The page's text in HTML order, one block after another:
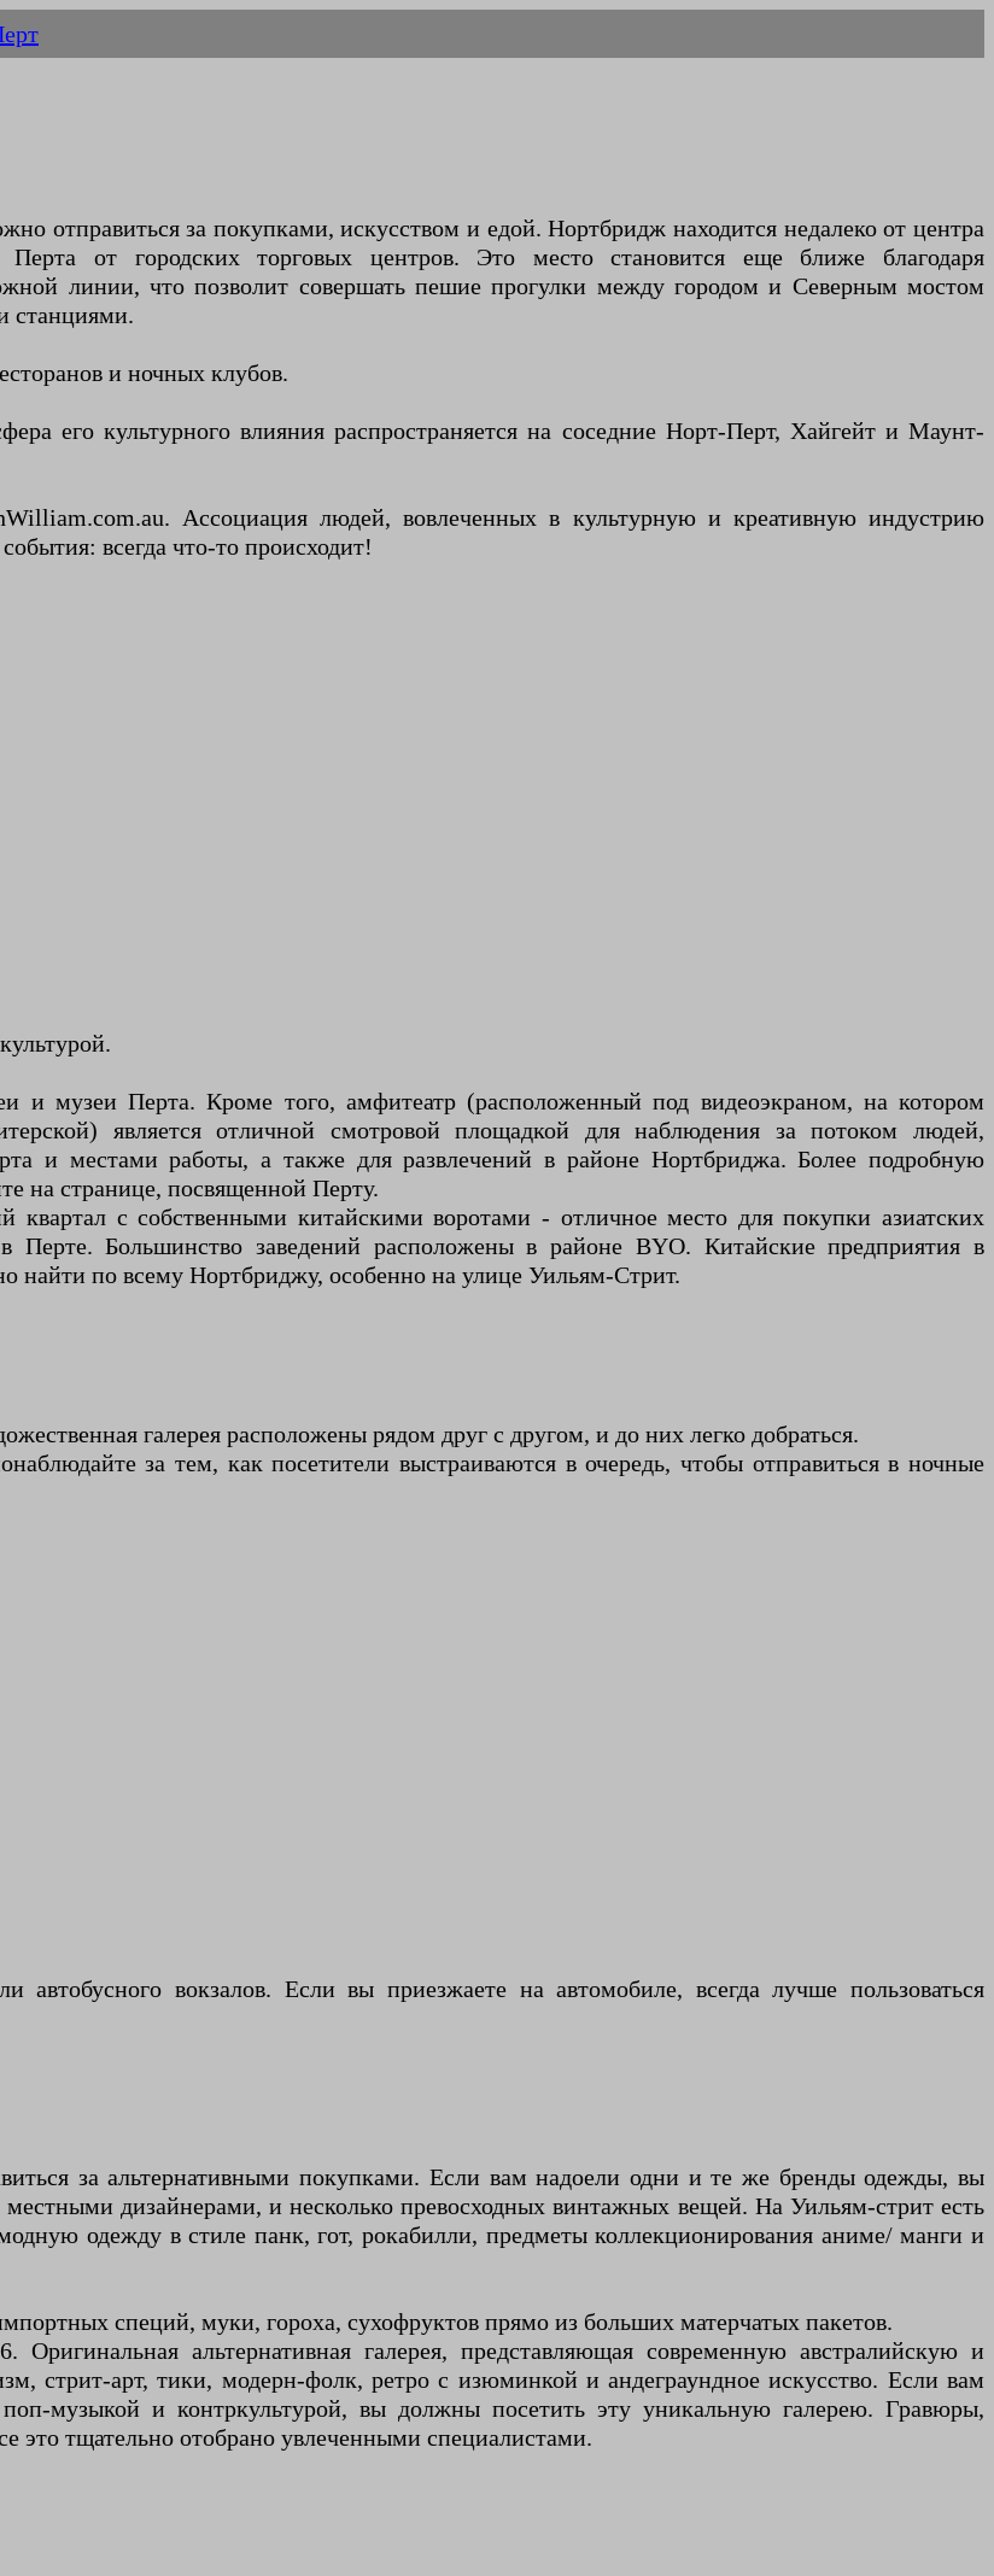
отправиться за покупками, искусством и едой. Нортбридж находится недалеко от центра
от городских торговых центров. Это место становится еще ближе благодаря
линии, что позволит совершать пешие прогулки между городом и Северным мостом
станциями.
и ночных клубов.
его культурного влияния распространяется на соседние Норт-Перт, Хайгейт и Маунт-
Ассоциация людей, вовлеченных в культурную и креативную индустрию
всегда что-то происходит!
и музеи Перта. Кроме того, амфитеатр (расположенный под видеоэкраном, на котором
является отличной смотровой площадкой для наблюдения за потоком людей,
и местами работы, а также для развлечений в районе Нортбриджа. Более подробную
на странице, посвященной Перту.
квартал с собственными китайскими воротами - отличное место для покупки азиатских
Большинство заведений расположены в районе BYO. Китайские предприятия в
найти по всему Нортбриджу, особенно на улице Уильям-Стрит.
галерея расположены рядом друг с другом, и до них легко добраться.
за тем, как посетители выстраиваются в очередь, чтобы отправиться в ночные
вокзалов. Если вы приезжаете на автомобиле, всегда лучше пользоваться
за альтернативными покупками. Если вам надоели одни и те же бренды одежды, вы
дизайнерами, и несколько превосходных винтажных вещей. На Уильям-стрит есть
одежду в стиле панк, гот, рокабилли, предметы коллекционирования аниме/ манги и
специй, муки, гороха, сухофруктов прямо из больших матерчатых пакетов.
альтернативная галерея, представляющая современную австралийскую и
стрит-арт, тики, модерн-фолк, ретро с изюминкой и андеграундное искусство. Если вам
поп-музыкой и контркультурой, вы должны посетить эту уникальную галерею. Гравюры,
это тщательно отобрано увлеченными специалистами.